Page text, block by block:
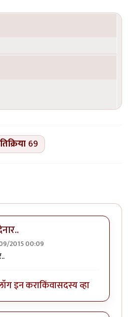
69
2015 00:09
इन कराकिंवासदस्य व्हा